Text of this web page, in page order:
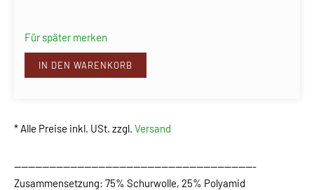
Für später merken
IN DEN WARENKORB
* Alle Preise inkl. USt. zzgl. Versand
---------------------------------------------------------------------
Zusammensetzung: 75% Schurwolle, 25% Polyamid